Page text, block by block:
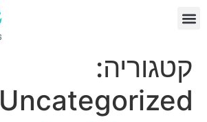
קטגוריה:
Uncategorized